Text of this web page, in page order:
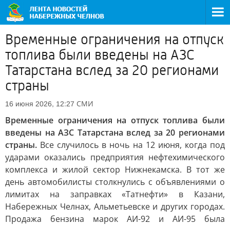
Временные ограничения на отпуск
топлива были введены на АЗС
Татарстана вслед за 20 регионами
страны
16 июня 2026, 12:27 СМИ
Временные ограничения на отпуск топлива были
введены на АЗС Татарстана вслед за 20 регионами
страны. Все случилось в ночь на 12 июня, когда под
ударами оказались предприятия нефтехимического
комплекса и жилой сектор Нижнекамска. В тот же
день автомобилисты столкнулись с объявлениями о
лимитах на заправках «Татнефти» в Казани,
Набережных Челнах, Альметьевске и других городах.
Продажа бензина марок АИ-92 и АИ-95 была